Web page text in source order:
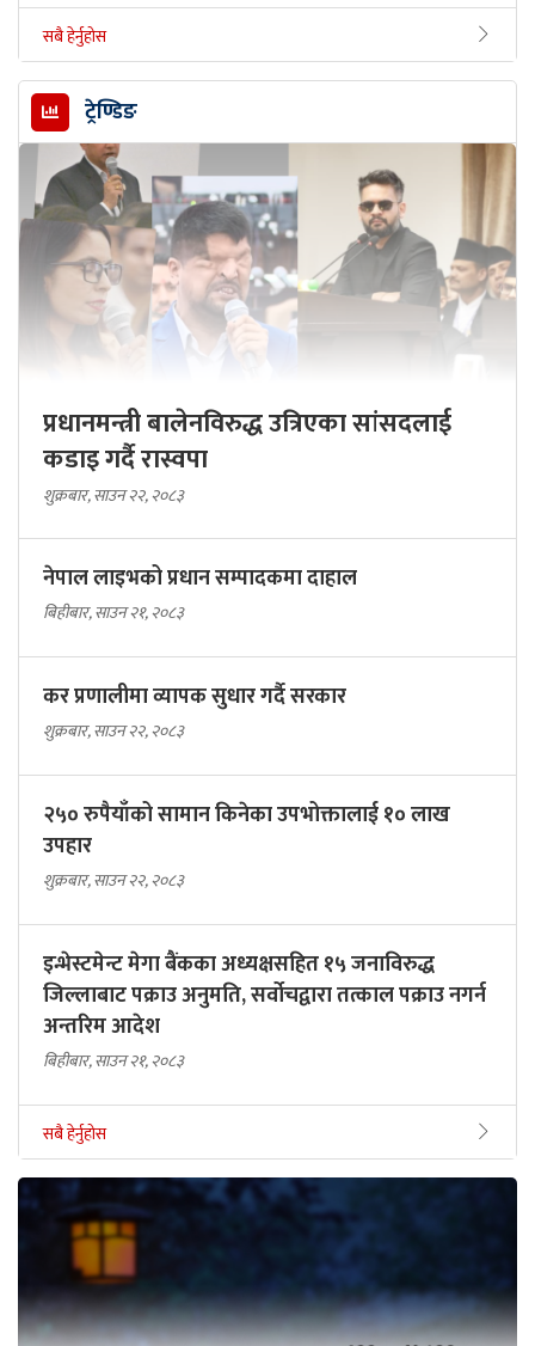
सबै हेर्नुहोस
ट्रेण्डिङ
प्रधानमन्त्री बालेनविरुद्ध उत्रिएका सांसदलाई
कडाइ गर्दै रास्वपा
शुक्रबार, साउन २२, २०८३
नेपाल लाइभको प्रधान सम्पादकमा दाहाल
बिहीबार, साउन २१, २०८३
कर प्रणालीमा व्यापक सुधार गर्दै सरकार
शुक्रबार, साउन २२, २०८३
२५० रुपैयाँको सामान किनेका उपभोक्तालाई १० लाख
उपहार
शुक्रबार, साउन २२, २०८३
इन्भेस्टमेन्ट मेगा बैंकका अध्यक्षसहित १५ जनाविरुद्ध
जिल्लाबाट पक्राउ अनुमति, सर्वोचद्वारा तत्काल पक्राउ नगर्न
अन्तरिम आदेश
बिहीबार, साउन २१, २०८३
सबै हेर्नुहोस